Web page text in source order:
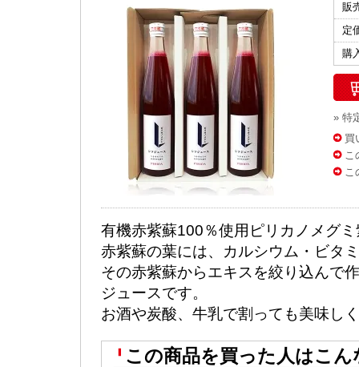
販
定
購
» 特
買
こ
こ
有機赤紫蘇100％使用ピリカノメグ
赤紫蘇の葉には、カルシウム・ビタ
その赤紫蘇からエキスを絞り込んで
ジュースです。
お酒や炭酸、牛乳で割っても美味し
この商品を買った人はこ